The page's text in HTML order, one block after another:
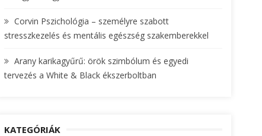
Corvin Pszichológia – személyre szabott
stresszkezelés és mentális egészség szakemberekkel
Arany karikagyűrű: örök szimbólum és egyedi
tervezés a White & Black ékszerboltban
KATEGÓRIÁK